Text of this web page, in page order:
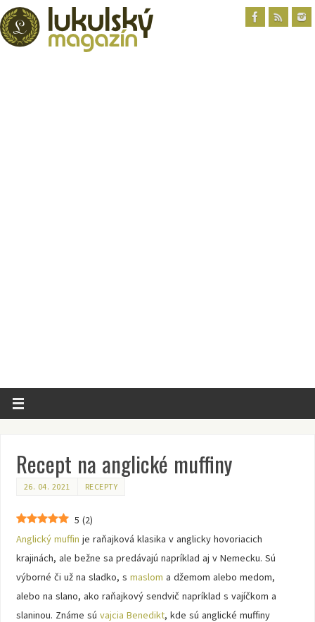
Recept na anglické muffiny
26. 04. 2021 RECEPTY
5 (2)
Anglický muffin je raňajková klasika v anglicky hovoriacich
krajinách, ale bežne sa predávajú napríklad aj v Nemecku. Sú
výborné či už na sladko, s maslom a džemom alebo medom,
alebo na slano, ako raňajkový sendvič napríklad s vajíčkom a
slaninou. Známe sú vajcia Benedikt, kde sú anglické muffiny